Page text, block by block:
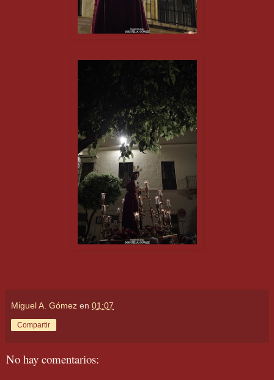
Miguel A. Gómez en 01:07
Compartir
No hay comentarios: